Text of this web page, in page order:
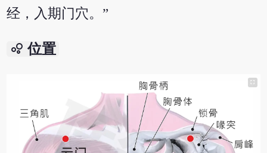
经，入期门穴。”
bubble_chart 位置